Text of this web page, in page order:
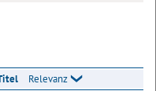
Relevanz